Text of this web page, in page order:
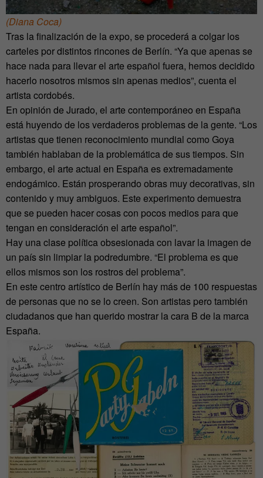
(Diana Coca)
Tras la finalización de la expo, se procederá a colgar los
carteles por distintos rincones de Berlín. “Ya que apenas se
hace nada para llevar el arte español fuera, hemos decidido
hacerlo nosotros mismos sin apenas medios”, cuenta el
artista cordobés.
En opinión de Jurado, el arte contemporáneo en España
está huyendo de los verdaderos problemas de la gente. “Los
artistas que tienen reconocimiento mundial como Goya
también hablaban de la problemática de sus tiempos. Sin
embargo, el arte actual en España es extremadamente
endogámico. Están prosperando obras muy decorativas, sin
contenido y muy ambiguos. Este experimento demuestra
que se pueden hacer cosas con pocos medios para que
tengan en consideración el arte español”.
Hay una clase política obsesionada con lavar la imagen de
un país sin limpiar la podredumbre. “El problema es que
ellos mismos son los rostros del problema”.
En este centro artístico de Berlín hay más de 100 respuestas
de personas que no se lo creen. Son artistas pero también
ciudadanos que han querido mostrar la cara B de la marca
España.